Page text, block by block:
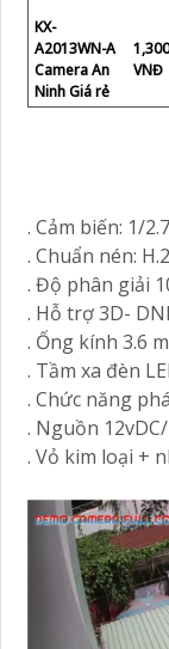
KX-
A2013WN-A
Camera An
Ninh Giá rẻ
VNĐ
. Cảm biến: 1/
. Chuẩn nén:
. Độ phân giải
. Hỗ trợ 3D-
. Ống kính 3.6
. Tầm xa đèn
. Chức năng
. Nguồn
. Vỏ kim loại +